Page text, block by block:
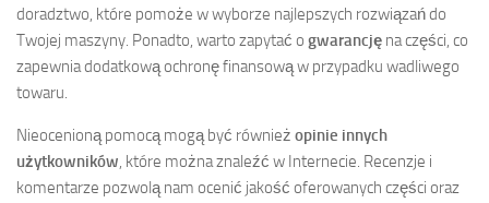
doradztwo, które pomoże w wyborze najlepszych rozwiązań do
Twojej maszyny. Ponadto, warto zapytać o gwarancję na części, co
zapewnia dodatkową ochronę finansową w przypadku wadliwego
towaru.
Nieocenioną pomocą mogą być również opinie innych
użytkowników, które można znaleźć w Internecie. Recenzje i
komentarze pozwolą nam ocenić jakość oferowanych części oraz